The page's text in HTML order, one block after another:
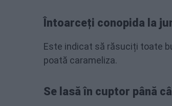
Întoarceți conopida la
Este indicat să răsuciți toate
poată carameliza.
Se lasă în cuptor până